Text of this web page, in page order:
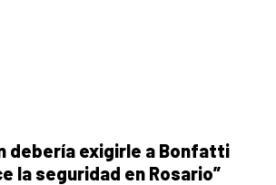
debería exigirle a Bonfatti
la seguridad en Rosario”